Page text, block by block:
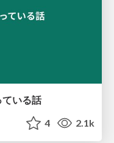
ている話
4 2.1k